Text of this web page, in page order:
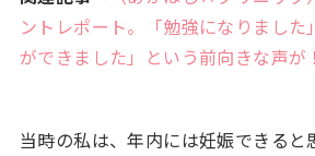
ントレポート。「勉強になりました
ができました」という前向きな声が！
当時の私は、年内には妊娠できると